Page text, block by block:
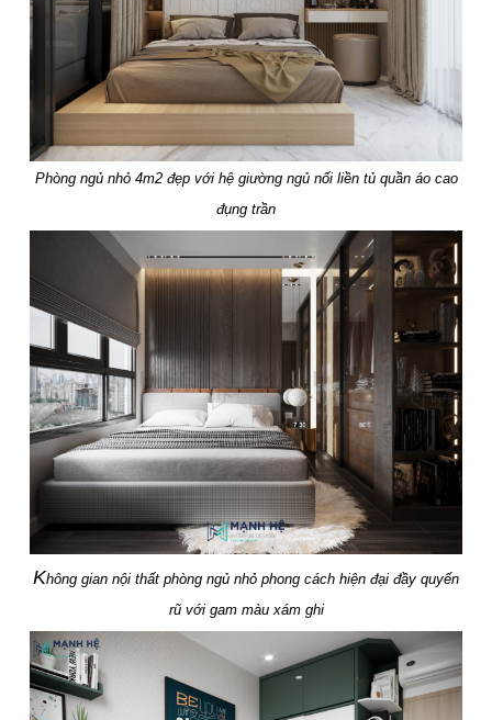
Phòng ngủ nhỏ 4m2 đẹp với hệ giường ngủ nối liền tủ quần áo cao
đụng trần
Không gian nội thất phòng ngủ nhỏ phong cách hiện đại đầy quyến
rũ với gam màu xám ghi